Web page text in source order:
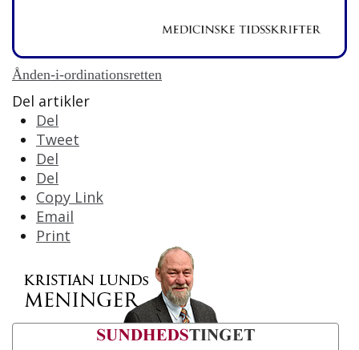
Ånden-i-ordinationsretten
Del artikler
Del
Tweet
Del
Del
Copy Link
Email
Print